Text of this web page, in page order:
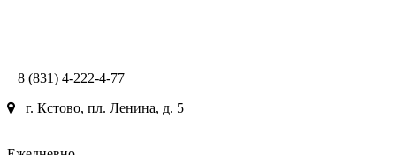
8 (831) 4-222-4-77
г. Кстово, пл. Ленина, д. 5